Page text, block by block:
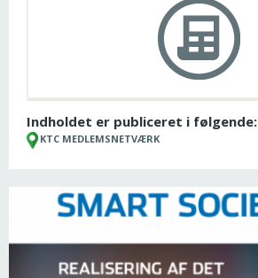
Indholdet er publiceret i følgende:
KTC MEDLEMSNETVÆRK